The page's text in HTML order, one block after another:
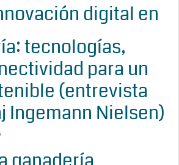
digital en
tecnologías,
para un
(entrevista
Ingemann Nielsen)